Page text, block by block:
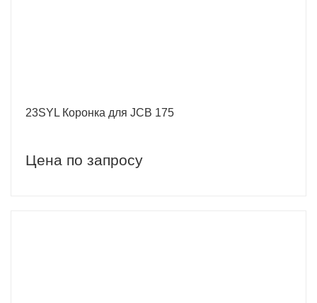
23SYL Коронка для JCB 175
Цена по запросу